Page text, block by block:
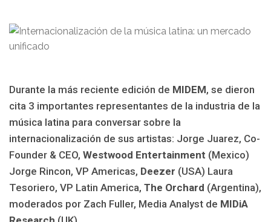
Durante la más reciente edición de MIDEM, se dieron
cita 3 importantes representantes de la industria de la
música latina para conversar sobre la
internacionalización de sus artistas: Jorge Juarez, Co-
Founder & CEO, Westwood Entertainment (Mexico)
Jorge Rincon, VP Americas, Deezer (USA) Laura
Tesoriero, VP Latin America, The Orchard (Argentina),
moderados por Zach Fuller, Media Analyst de MIDiA